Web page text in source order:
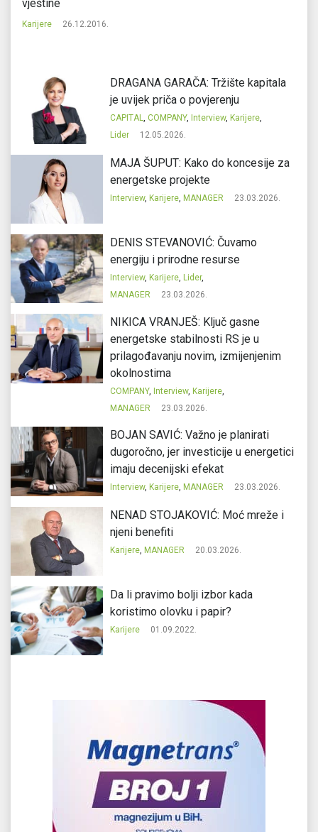
vještine
Karijere 26.12.2016.
DRAGANA GARAČA: Tržište kapitala
je uvijek priča o povjerenju
CAPITAL, COMPANY, Interview, Karijere,
Lider
12.05.2026.
MAJA ŠUPUT: Kako do koncesije za
energetske projekte
Interview, Karijere, MANAGER 23.03.2026.
DENIS STEVANOVIĆ: Čuvamo
energiju i prirodne resurse
Interview, Karijere, Lider,
MANAGER
23.03.2026.
NIKICA VRANJEŠ: Ključ gasne
energetske stabilnosti RS je u
prilagođavanju novim, izmijenjenim
okolnostima
COMPANY, Interview, Karijere,
MANAGER
23.03.2026.
BOJAN SAVIĆ: Važno je planirati
dugoročno, jer investicije u energetici
imaju decenijski efekat
Interview, Karijere, MANAGER 23.03.2026.
NENAD STOJAKOVIĆ: Moć mreže i
njeni benefiti
Karijere, MANAGER 20.03.2026.
Da li pravimo bolji izbor kada
koristimo olovku i papir?
Karijere 01.09.2022.